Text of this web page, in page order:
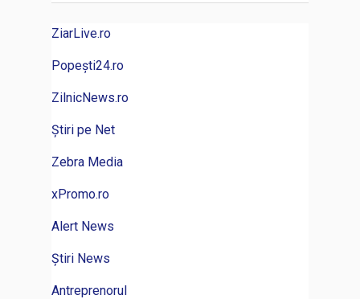
ZiarLive.ro
Popești24.ro
ZilnicNews.ro
Știri pe Net
Zebra Media
xPromo.ro
Alert News
Știri News
Antreprenorul